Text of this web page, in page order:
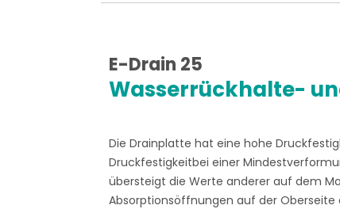
E-Drain 25
Wasserrückhalte-
Die Drainplatte hat eine hohe
Druckfestigkeitbei einer
übersteigt die Werte anderer auf dem
Absorptionsöffnungen auf der